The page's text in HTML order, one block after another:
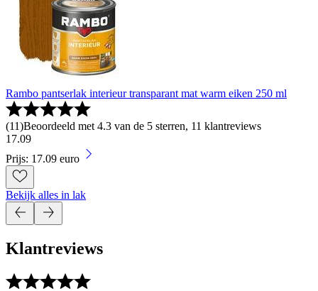
Rambo pantserlak interieur transparant mat warm eiken 250 ml
(11)Beoordeeld met 4.3 van de 5 sterren, 11 klantreviews
17.09
Prijs: 17.09 euro
Bekijk alles in lak
Klantreviews